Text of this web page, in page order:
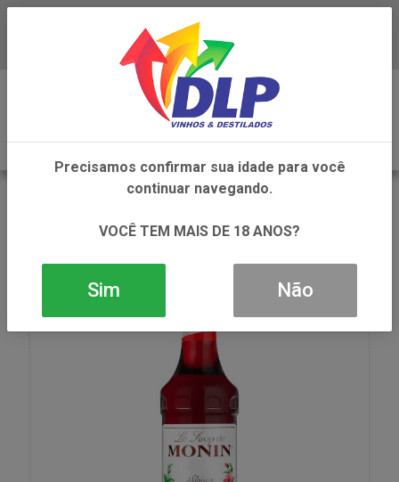
Baixe já o APP da DLP Vinhos
Precisamos confirmar sua idade para você
continuar navegando.
VOCÊ TEM MAIS DE 18 ANOS?
Sim Não